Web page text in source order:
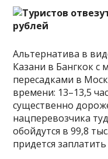
Альтернатива в
Казани в Бангкок с
пересадками в
времени: 13–13,5
существенно
нацперевозчика
обойдутся в 99,8
придется